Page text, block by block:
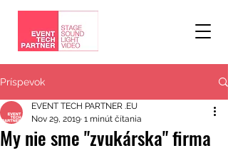
Príspevok
My nie sme "zvukárska" firma
EVENT TECH PARTNER .EU
Nov 29, 2019 1 minút čítania